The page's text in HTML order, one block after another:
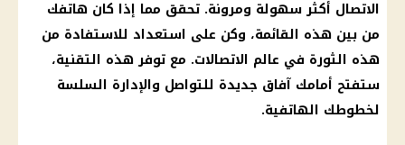
الاتصال أكثر سهولة ومرونة. تحقق مما إذا كان هاتفك
من بين هذه القائمة، وكن على استعداد للاستفادة من
هذه الثورة في عالم الاتصالات. مع توفر هذه التقنية،
ستفتح أمامك آفاق جديدة للتواصل والإدارة السلسة
لخطوطك الهاتفية.